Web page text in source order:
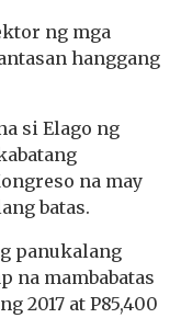
ng mga
hanggang
si Elago ng
na may
batas.
panukalang
na mambabatas
2017 at P85,400